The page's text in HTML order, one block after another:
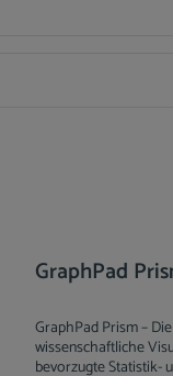
GraphPad
GraphPad Prism –
wissenschaftliche
bevorzugte Statistik-